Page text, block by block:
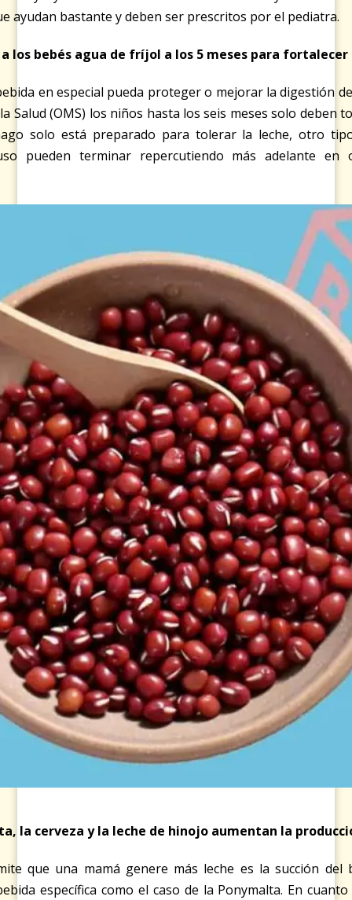
ayudan bastante y deben ser prescritos por el pediatra.
los bebés agua de fríjol a los 5 meses para
en especial pueda proteger o mejorar la digestión
Salud (OMS) los niños hasta los seis meses solo deben
solo está preparado para tolerar la leche, otro
pueden terminar repercutiendo más adelante
la cerveza y la leche de hinojo aumentan la
que una mamá genere más leche es la succión del
específica como el caso de la Ponymalta. En